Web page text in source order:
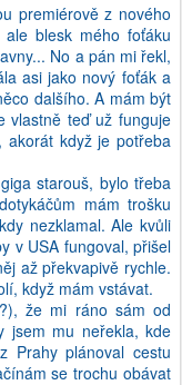
premiérově z nového
blesk mého foťáku
No a pán mi řekl,
asi jako nový foťák a
dalšího. A mám být
vlastně teď už funguje
když je potřeba
starouš, bylo třeba
mám trošku
nezklamal. Ale kvůli
v USA fungoval, přišel
až překvapivě rychle.
když mám vstávat.
že mi ráno sám od
jsem mu neřekla, kde
Prahy plánoval cestu
se trochu obávat